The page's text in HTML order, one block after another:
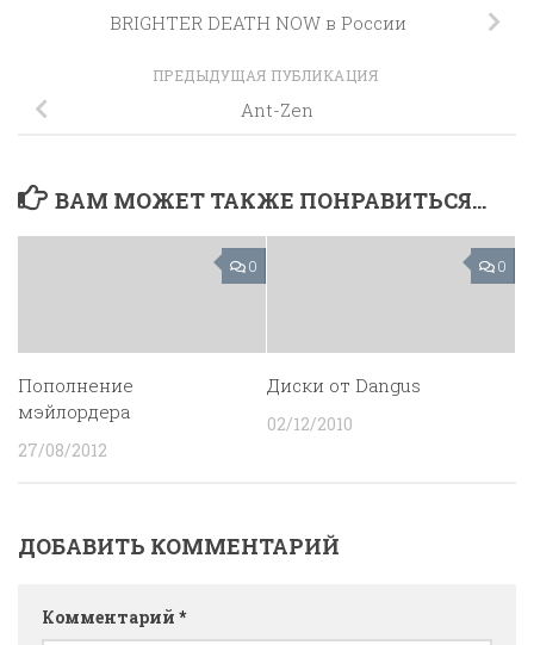
BRIGHTER DEATH NOW в России
ПРЕДЫДУЩАЯ ПУБЛИКАЦИЯ
Ant-Zen
ВАМ МОЖЕТ ТАКЖЕ ПОНРАВИТЬСЯ...
0
Пополнение
мэйлордера
27/08/2012
0
Диски от Dangus
02/12/2010
ДОБАВИТЬ КОММЕНТАРИЙ
Комментарий *